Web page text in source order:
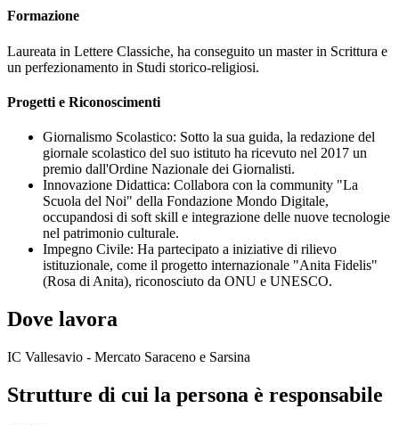
Formazione
Laureata in Lettere Classiche, ha conseguito un master in Scrittura e
un perfezionamento in Studi storico-religiosi.
Progetti e Riconoscimenti
Giornalismo Scolastico: Sotto la sua guida, la redazione del
giornale scolastico del suo istituto ha ricevuto nel 2017 un
premio dall'Ordine Nazionale dei Giornalisti.
Innovazione Didattica: Collabora con la community "La
Scuola del Noi" della Fondazione Mondo Digitale,
occupandosi di soft skill e integrazione delle nuove tecnologie
nel patrimonio culturale.
Impegno Civile: Ha partecipato a iniziative di rilievo
istituzionale, come il progetto internazionale "Anita Fidelis"
(Rosa di Anita), riconosciuto da ONU e UNESCO.
Dove lavora
IC Vallesavio - Mercato Saraceno e Sarsina
Strutture di cui la persona è responsabile